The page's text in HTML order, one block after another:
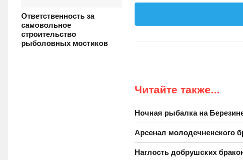
Ответственность за
самовольное
строительство
рыболовных мостиков
Читайте также...
Ночная рыбалка на
Арсенал молодечненского
Наглость добрушских